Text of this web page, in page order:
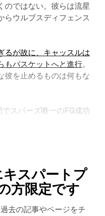
のではない。彼らは流星
らウルブスディフェンス
るが故に、キャッスルは
もバスケットへと進行。
彼を止めるものは何もな
スパーズ唯一のFG成功
スパートプ
方限定です
去の記事やページをチ